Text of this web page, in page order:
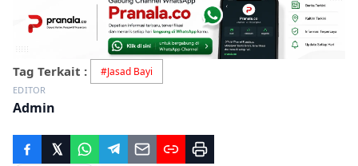
Tag Terkait : #Jasad Bayi
EDITOR
Admin